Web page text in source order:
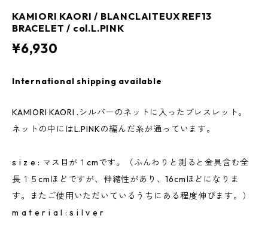
KAMIORI KAORI / BLANCLAITEUX REF13
BRACELET / col.L.PINK
¥6,930
International shipping available
KAMIORI KAORI .シルバーのネットに入ったブレスレット。
ネットの中にはL.PINKの編んだ糸が通っています。
s i z e : マス目が１cmです。（ふんわりと測ると金具含む全
長１５cmほどですが、伸縮性があり、16cmほどになりま
す。またご使用いただいているうちにある程度伸びます。）
m a t e r i a l : s i l v e r